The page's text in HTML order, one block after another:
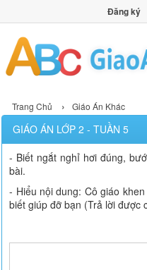
Đăng ký
Trang Chủ › Giáo Án Khác
GIÁO ÁN LỚP 2 - TUẦN 5
- Biết ngắt nghỉ hơi đúng,
bài.
- Hiểu nội dung: Cô giáo
biết giúp đỡ bạn (Trả lời được